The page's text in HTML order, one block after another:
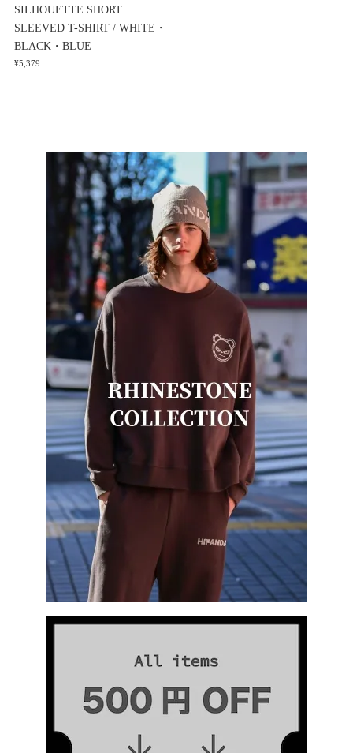
SILHOUETTE SHORT
SLEEVED T-SHIRT / WHITE・
BLACK・BLUE
¥5,379